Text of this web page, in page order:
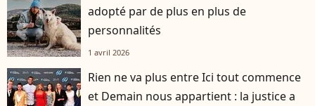
adopté par de plus en plus de
personnalités
1 avril 2026
Rien ne va plus entre Ici tout commence
et Demain nous appartient : la justice a